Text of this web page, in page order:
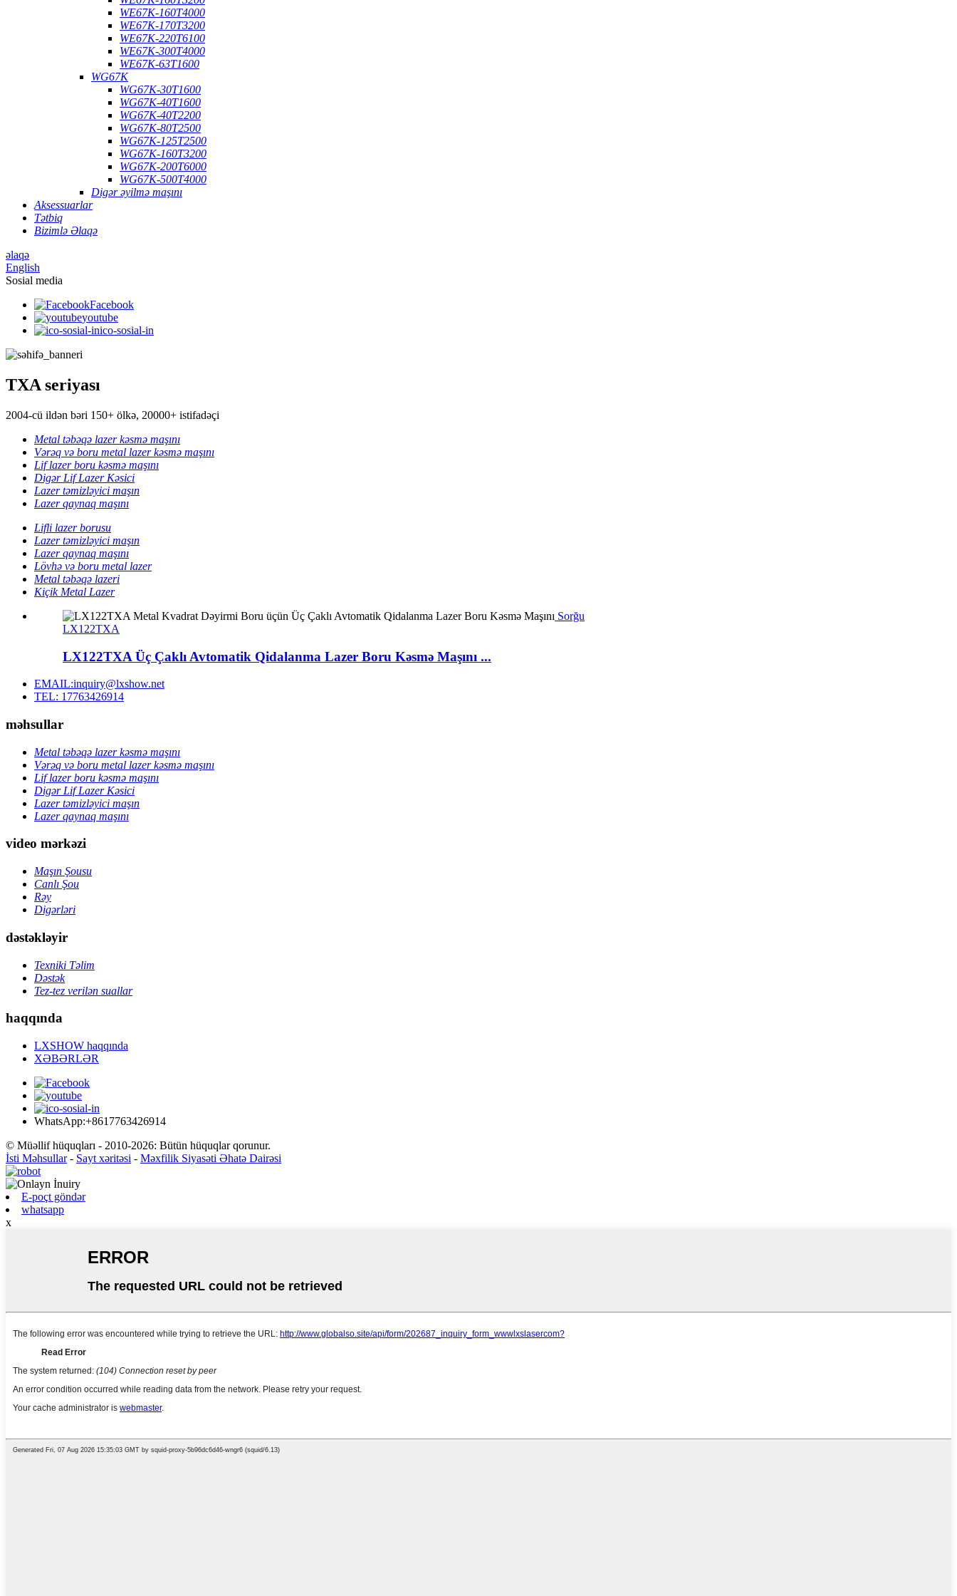
WE67K-160T4000
WE67K-170T3200
WE67K-220T6100
WE67K-300T4000
WE67K-63T1600
WG67K
WG67K-30T1600
WG67K-40T1600
WG67K-40T2200
WG67K-80T2500
WG67K-125T2500
WG67K-160T3200
WG67K-200T6000
WG67K-500T4000
Digər əyilmə maşını
Aksessuarlar
Tətbiq
Bizimlə Əlaqə
əlaqə
English
Sosial media
Facebook
youtube
ico-sosial-in
TXA seriyası
2004-cü ildən bəri 150+ ölkə, 20000+ istifadəçi
Metal təbəqə lazer kəsmə maşını
Vərəq və boru metal lazer kəsmə maşını
Lif lazer boru kəsmə maşını
Digər Lif Lazer Kəsici
Lazer təmizləyici maşın
Lazer qaynaq maşını
Lifli lazer borusu
Lazer təmizləyici maşın
Lazer qaynaq maşını
Lövhə və boru metal lazer
Metal təbəqə lazeri
Kiçik Metal Lazer
Sorğu
LX122TXA
LX122TXA Üç Çaklı Avtomatik Qidalanma Lazer Boru Kəsmə Maşını ...
EMAIL:inquiry@lxshow.net
TEL: 17763426914
məhsullar
Metal təbəqə lazer kəsmə maşını
Vərəq və boru metal lazer kəsmə maşını
Lif lazer boru kəsmə maşını
Digər Lif Lazer Kəsici
Lazer təmizləyici maşın
Lazer qaynaq maşını
video mərkəzi
Maşın Şousu
Canlı Şou
Rəy
Digərləri
dəstəkləyir
Texniki Təlim
Dəstək
Tez-tez verilən suallar
haqqında
LXSHOW haqqında
XƏBƏRLƏR
WhatsApp:+8617763426914
© Müəllif hüquqları - 2010-2026: Bütün hüquqlar qorunur.
İsti Məhsullar- Sayt xəritəsi - Məxfilik Siyasəti Əhatə Dairəsi
E-poçt göndər
whatsapp
x